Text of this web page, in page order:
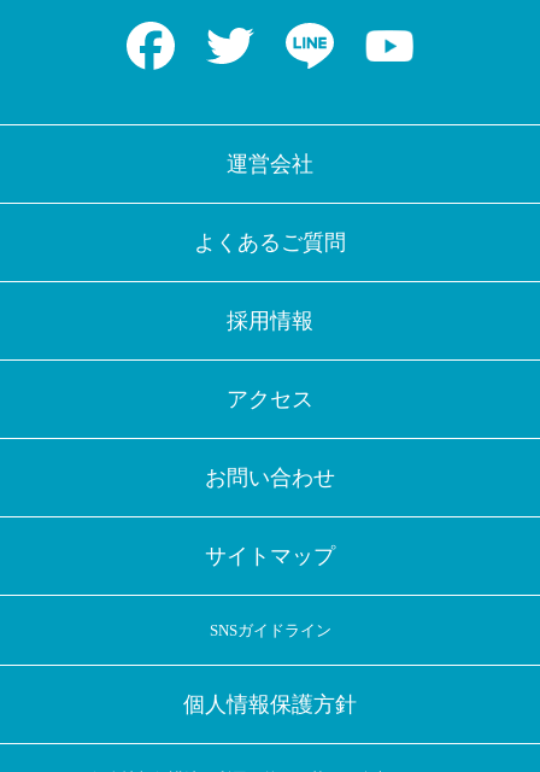
Facebook Twitter LINE
運営会社
よくあるご質問
採用情報
アクセス
お問い合わせ
サイトマップ
SNSガイドライン
個人情報保護方針